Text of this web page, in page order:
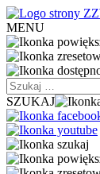
MENU
Szukaj:
SZUKAJ